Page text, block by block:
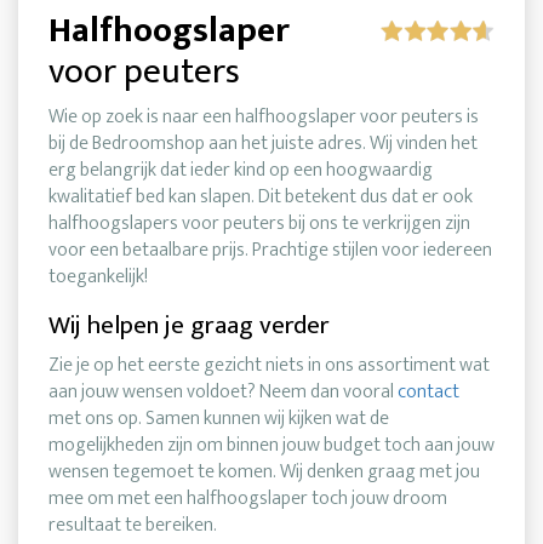
Halfhoogslaper
voor peuters
Wie op zoek is naar een halfhoogslaper voor peuters is
bij de Bedroomshop aan het juiste adres. Wij vinden het
erg belangrijk dat ieder kind op een hoogwaardig
kwalitatief bed kan slapen. Dit betekent dus dat er ook
halfhoogslapers voor peuters bij ons te verkrijgen zijn
voor een betaalbare prijs. Prachtige stijlen voor iedereen
toegankelijk!
Wij helpen je graag verder
Zie je op het eerste gezicht niets in ons assortiment wat
aan jouw wensen voldoet? Neem dan vooralcontact
met ons op. Samen kunnen wij kijken wat de
mogelijkheden zijn om binnen jouw budget toch aan jouw
wensen tegemoet te komen. Wij denken graag met jou
mee om met een halfhoogslaper toch jouw droom
resultaat te bereiken.